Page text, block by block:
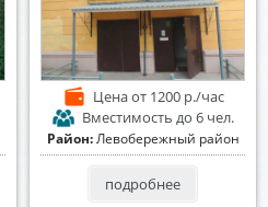
Ценаот 1200 р./час
Вместимость до 6 чел.
Район:Левобережный район
подробнее